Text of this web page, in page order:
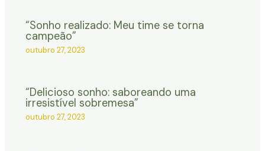
“Sonho realizado: Meu time se torna
campeão”
outubro 27, 2023
“Delicioso sonho: saboreando uma
irresistível sobremesa”
outubro 27, 2023